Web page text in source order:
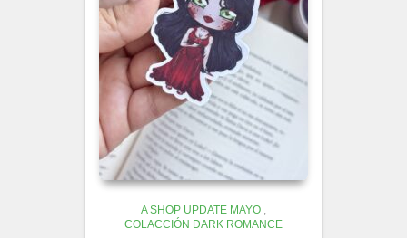
A SHOP UPDATE MAYO ,
COLACCIÓN DARK ROMANCE